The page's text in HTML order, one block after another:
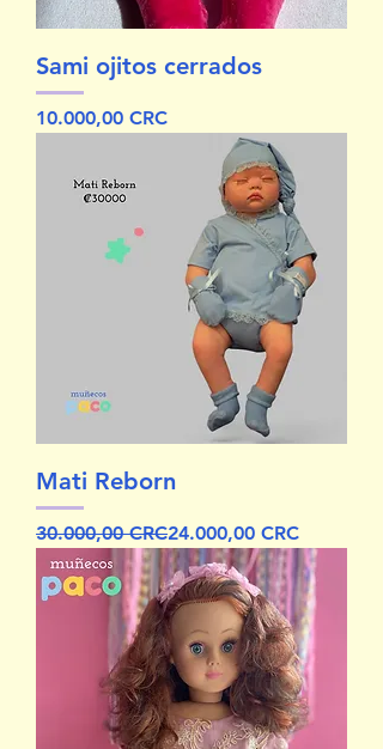
Sami ojitos cerrados
Precio
10.000,00 CRC
Mati Reborn
Precio
30.000,00 CRC
Precio de oferta24.000,00 CRC